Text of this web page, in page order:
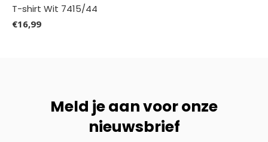
T-shirt Wit 7415/44
€16,99
Meld je aan voor onze
nieuwsbrief